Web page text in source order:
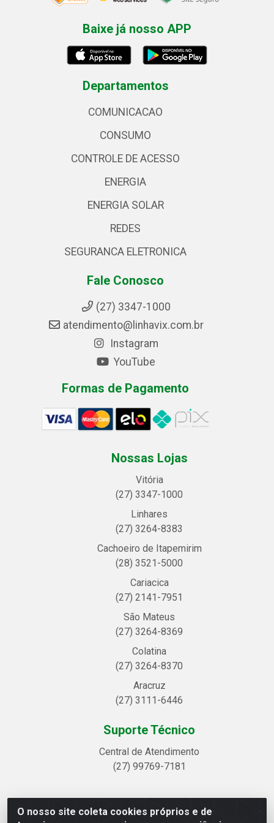
O nosso site coleta cookies próprios e de
Baixe já nosso APP
Departamentos
COMUNICACAO
CONSUMO
CONTROLE DE ACESSO
ENERGIA
ENERGIA SOLAR
REDES
SEGURANCA ELETRONICA
Fale Conosco
(27) 3347-1000
atendimento@linhavix.com.br
Instagram
YouTube
Formas de Pagamento
Nossas Lojas
Vitória
(27) 3347-1000
Linhares
(27) 3264-8383
Cachoeiro de Itapemirim
(28) 3521-5000
Cariacica
(27) 2141-7951
São Mateus
(27) 3264-8369
Colatina
(27) 3264-8370
Aracruz
(27) 3111-6446
Suporte Técnico
Central de Atendimento
(27) 99769-7181
Linhavix Distribuidora LTDA - Avenida Alegre, 2521 -